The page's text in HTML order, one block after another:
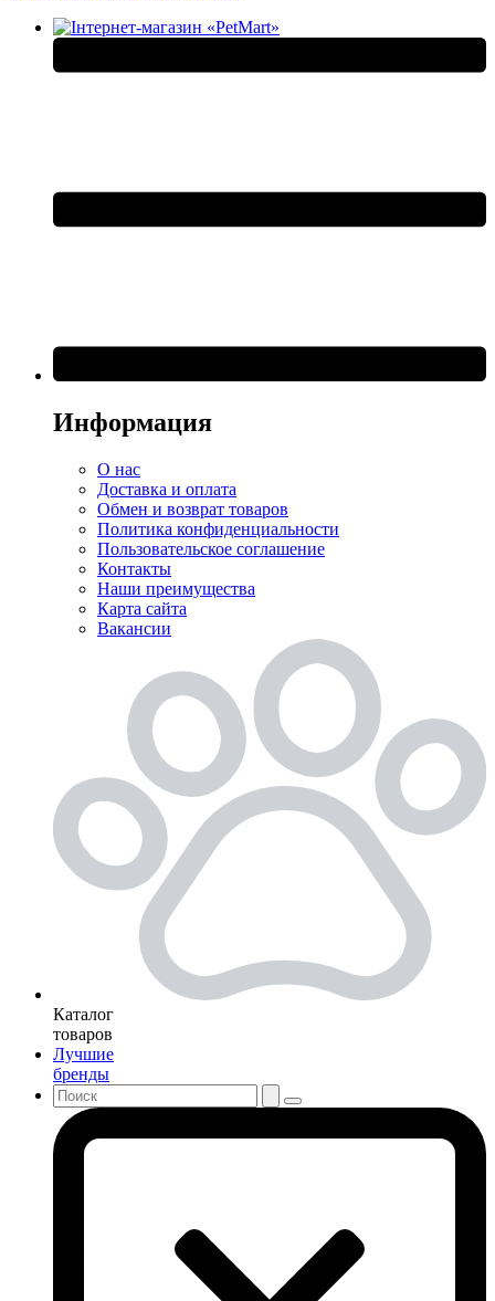
Информация
О нас
Доставка и оплата
Обмен и возврат товаров
Политика конфиденциальности
Пользовательское соглашение
Контакты
Наши преимущества
Карта сайта
Вакансии
Каталог
товаров
Лучшие
бренды